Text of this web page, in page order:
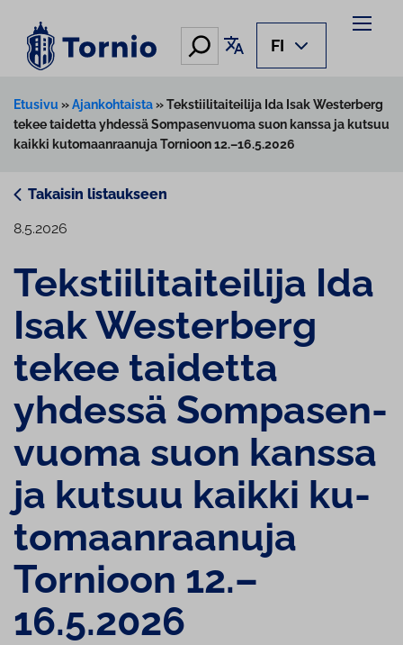
sisältöön
Hae Käännä sivu
FI
Etusivu »Ajankohtaista»Tekstiilitaiteilija Ida Isak Westerberg
tekee taidetta yhdessä Sompasenvuoma suon kanssa ja kutsuu
kaikki kutomaanraanuja Tornioon 12.–16.5.2026
Takaisin listaukseen
8.5.2026
Teks­tii­li­tai­tei­li­ja Ida
Isak Westerberg
tekee taidetta
yhdessä Som­pa­sen­
vuo­ma suon kanssa
ja kutsuu kaikki ku­
to­maan­raa­nu­ja
Tornioon 12.–
16.5.2026